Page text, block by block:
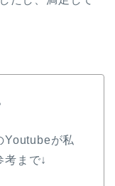
Youtubeが私
考まで↓